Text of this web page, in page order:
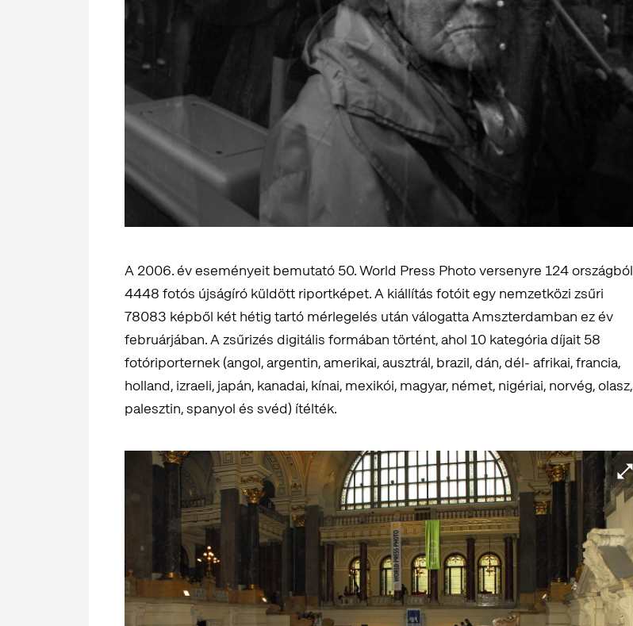
A 2006. év eseményeit bemutató 50. World Press Photo versenyre 124 országból
4448 fotós újságíró küldött riportképet. A kiállítás fotóit egy nemzetközi zsűri
78083 képből két hétig tartó mérlegelés után válogatta Amszterdamban ez év
februárjában. A zsűrizés digitális formában történt, ahol 10 kategória díjait 58
fotóriporternek (angol, argentin, amerikai, ausztrál, brazil, dán, dél- afrikai, francia,
holland, izraeli, japán, kanadai, kínai, mexikói, magyar, német, nigériai, norvég, olasz,
palesztin, spanyol és svéd) ítélték.